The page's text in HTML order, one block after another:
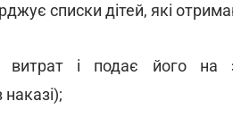
списки дітей, які
витрат і подає його на